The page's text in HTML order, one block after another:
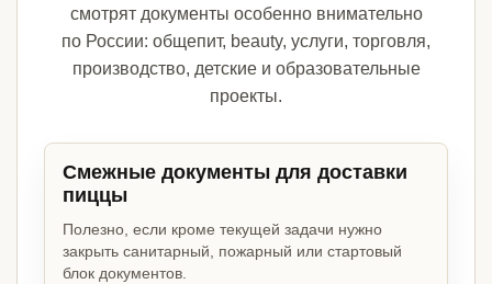
смотрят документы особенно внимательно
по России: общепит, beauty, услуги, торговля,
производство, детские и образовательные
проекты.
Смежные документы для доставки
пиццы
Полезно, если кроме текущей задачи нужно
закрыть санитарный, пожарный или стартовый
блок документов.